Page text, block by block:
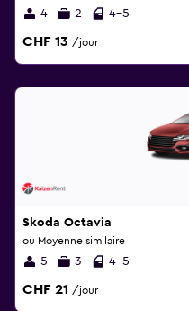
4 2 4-5
CHF 13 /jour
Skoda Octavia
ou Moyenne similaire
5 3 4-5
CHF 21 /jour